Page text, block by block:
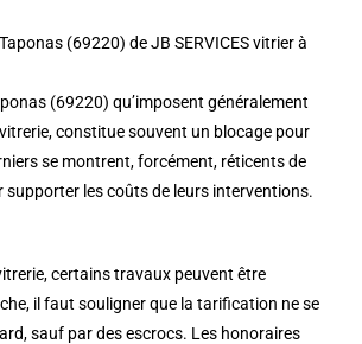
(69220) de JB SERVICES vitrier à
(69220) qu’imposent généralement
constitue souvent un blocage pour
se montrent, forcément, réticents de
supporter les coûts de leurs interventions.
certains travaux peuvent être
il faut souligner que la tarification ne se
sauf par des escrocs. Les honoraires